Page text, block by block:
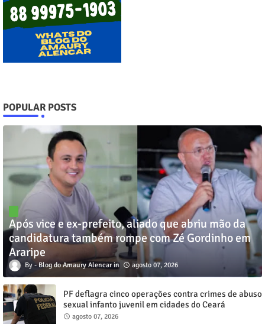
POPULAR POSTS
Após vice e ex-prefeito, aliado que abriu mão da
candidatura também rompe com Zé Gordinho em
Araripe
Blog do Amaury Alencar agosto 07, 2026
PF deflagra cinco operações contra crimes de abuso
sexual infanto juvenil em cidades do Ceará
agosto 07, 2026